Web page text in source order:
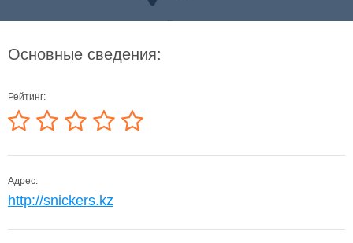
Основные сведения:
Рейтинг:
Адрес:
http://snickers.kz